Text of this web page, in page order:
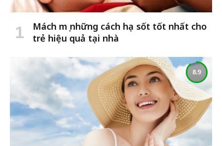
Mách mẹ những cách hạ sốt tốt nhất cho
trẻ hiệu quả tại nhà
8.9